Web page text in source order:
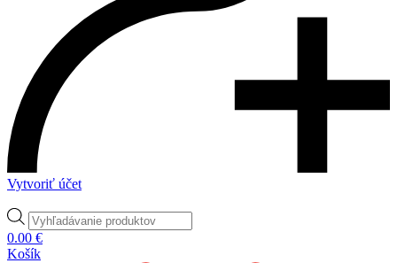
Vytvoriť účet
Products
search
0.00 €
Košík